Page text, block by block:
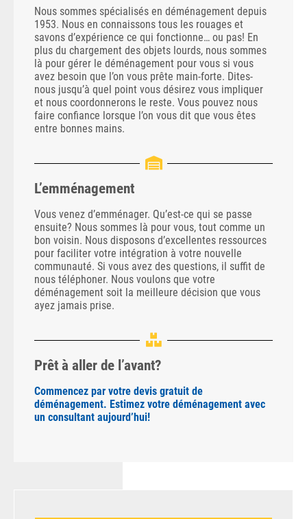
Nous sommes spécialisés en déménagement depuis
1953. Nous en connaissons tous les rouages et
savons d’expérience ce qui fonctionne… ou pas! En
plus du chargement des objets lourds, nous sommes
là pour gérer le déménagement pour vous si vous
avez besoin que l’on vous prête main-forte. Dites-
nous jusqu’à quel point vous désirez vous impliquer
et nous coordonnerons le reste. Vous pouvez nous
faire confiance lorsque l’on vous dit que vous êtes
entre bonnes mains.
L’emménagement
Vous venez d’emménager. Qu’est-ce qui se passe
ensuite? Nous sommes là pour vous, tout comme un
bon voisin. Nous disposons d’excellentes ressources
pour faciliter votre intégration à votre nouvelle
communauté. Si vous avez des questions, il suffit de
nous téléphoner. Nous voulons que votre
déménagement soit la meilleure décision que vous
ayez jamais prise.
Prêt à aller de l’avant?
Commencez par votre devis gratuit de
déménagement. Estimez votre déménagement avec
un consultant aujourd’hui!